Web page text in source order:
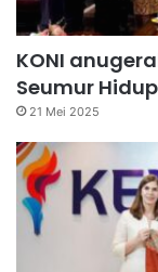
KONI
Seumur
21 Mei 2025